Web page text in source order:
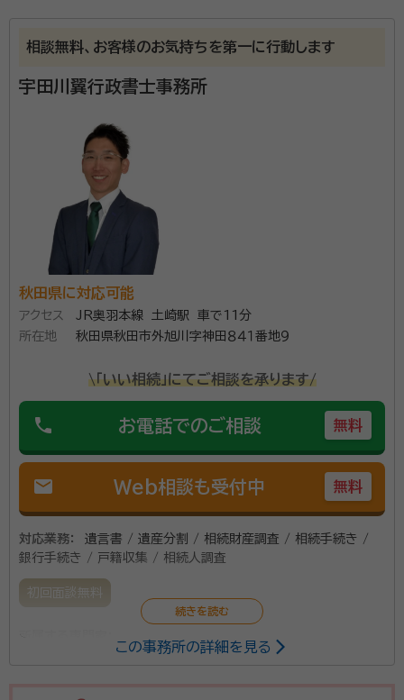
account_circle 満足度 5.0
ご利用時期：2026/3
山奥の実家まで来ていただいて助かりました。わからないことも丁寧に
教えていただいて全てお願いする事にしました。
契約後の感想
相続手続きは実際に経験しないと分からないことばかりなので、お任せ
して良かったと思います。
能代市を中心に、相続手続き・遺言書作成・成年後見な
どのサポートをしています。お気軽にご相談ください。
資格等： 行政書士
ポートセンター秋田県支部
相談無料、お客様のお気持ちを第一に行動します
宇田川翼行政書士事務所
秋田県に対応可能
アクセス
JR奥羽本線 土崎駅 車で11分
所在地
秋田県秋田市外旭川字神田８４１番地９
\「いい相続」にてご相談を承ります/
phone お電話でのご相談 無料
mail Web相談も受付中 無料
対応業務：
遺言書 / 遺産分割 / 相続財産調査 / 相続手続き /
銀行手続き / 戸籍収集 / 相続人調査
初回面談無料
この事務所の詳細を見る